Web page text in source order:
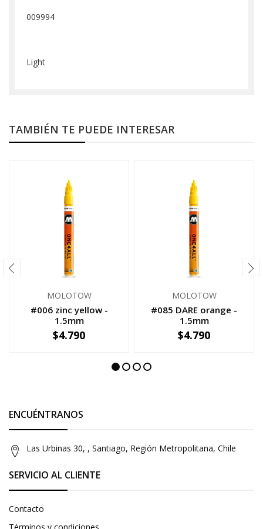
009994
Light
TAMBIÉN TE PUEDE INTERESAR
MOLOTOW
#006 zinc yellow -
1.5mm
+
$4.790
MOLOTOW
#085 DARE orange -
1.5mm
+
$4.790
ENCUÉNTRANOS
Las Urbinas 30, , Santiago, Región Metropolitana, Chile
SERVICIO AL CLIENTE
Contacto